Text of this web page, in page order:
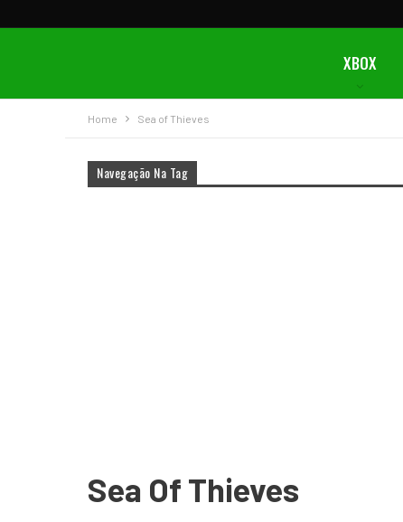
XBOX
Home Sea of Thieves
Navegação Na Tag
Sea Of Thieves